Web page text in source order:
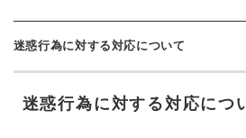
迷惑行為に対する対応について
迷惑行為に対する対応につ